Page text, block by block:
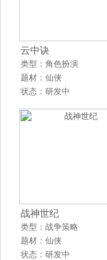
云中诀
类型：角色扮演
题材：仙侠
状态：研发中
战神世纪
类型：战争策略
题材：仙侠
状态：研发中